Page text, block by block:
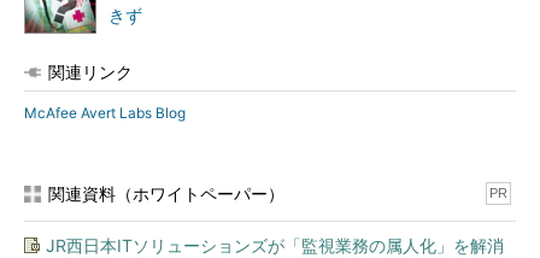
きず
関連リンク
McAfee Avert Labs Blog
関連資料（ホワイトペーパー） PR
JR西日本ITソリューションズが「監視業務の属人化」を解消